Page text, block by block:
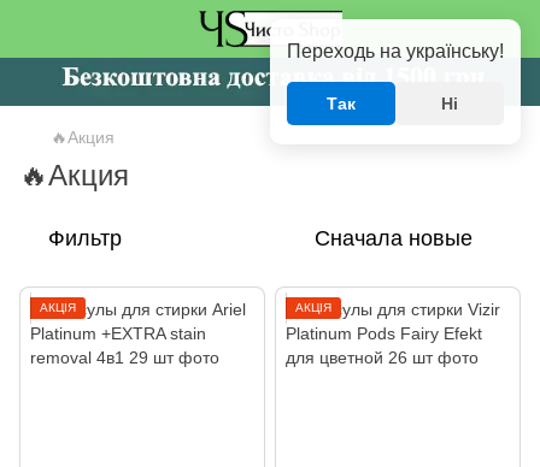
🔥Акция
🔥Акция
Фильтр Сначала новые
АКЦІЯ АКЦІЯ
Переходь на українську!
Так Ні